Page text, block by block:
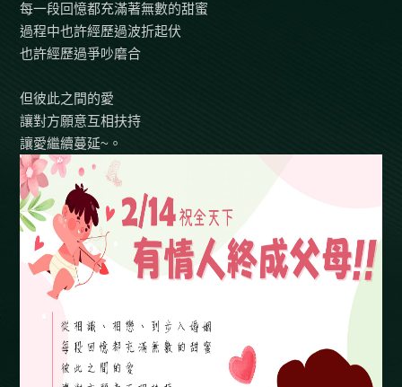
每一段回憶都充滿著無數的甜蜜
過程中也許經歷過波折起伏
也許經歷過爭吵磨合
但彼此之間的愛
讓對方願意互相扶持
讓愛繼續蔓延~。